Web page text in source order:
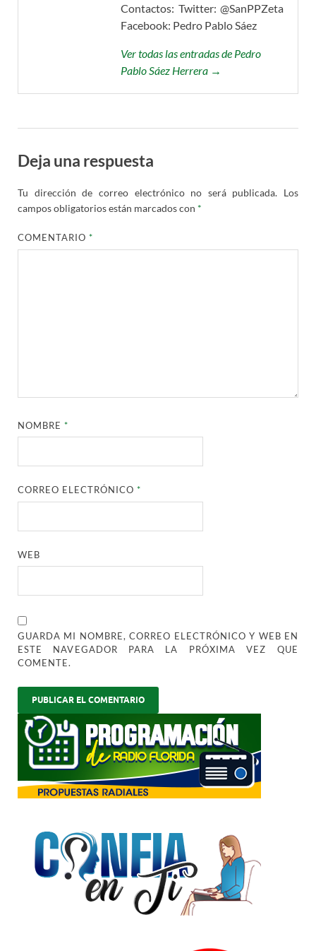
Contactos: Twitter: @SanPPZeta
Facebook: Pedro Pablo Sáez
Ver todas las entradas de Pedro
Pablo Sáez Herrera →
Deja una respuesta
Tu dirección de correo electrónico no será publicada. Los
campos obligatorios están marcados con *
COMENTARIO*
NOMBRE*
CORREO ELECTRÓNICO*
WEB
GUARDA MI NOMBRE, CORREO ELECTRÓNICO Y WEB EN
ESTE NAVEGADOR PARA LA PRÓXIMA VEZ QUE
COMENTE.